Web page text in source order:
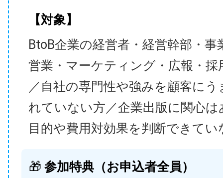
【対象】
BtoB企業の経営者・経営幹部・事
営業・マーケティング・広報・採
／自社の専門性や強みを顧客に
れていない方／企業出版に関心
目的や費用対効果を判断できてい
🎁 参加特典（お申込者全員）